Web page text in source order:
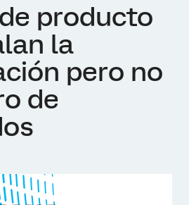
producto
la
pero no
de